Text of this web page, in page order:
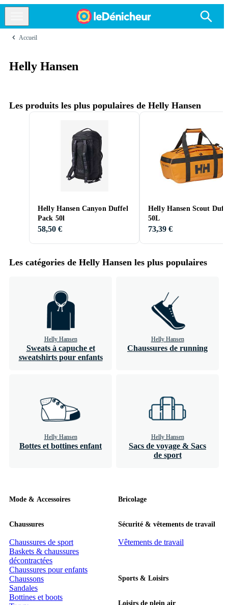
Accueil
Helly Hansen
Les produits les plus populaires de Helly Hansen
Helly Hansen Canyon Duffel
Pack 50l
58,50 €
Helly Hansen Scout
50L
73,39 €
Les catégories de Helly Hansen les plus populaires
Helly Hansen
Sweats à capuche et
sweatshirts pour enfants
Helly Hansen
Chaussures de running
Helly Hansen
Bottes et bottines enfant
Helly Hansen
Sacs de voyage & Sacs
de sport
Mode & Accessoires
Chaussures
Chaussures de sport
Baskets & chaussures
décontractées
Chaussures pour enfants
Chaussons
Sandales
Bottines et boots
Bricolage
Sécurité & vêtements de travail
Vêtements de travail
Sports & Loisirs
Loisirs de plein air